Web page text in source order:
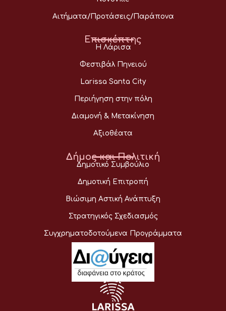
Αιτήματα/Προτάσεις/Παράπονα
Επισκέπτης
Η Λάρισα
Φεστιβάλ Πηνειού
Larissa Santa City
Περιήγηση στην πόλη
Διαμονή & Μετακίνηση
Αξιοθέατα
Δήμος και Πολιτική
Δημοτικό Συμβούλιο
Δημοτική Επιτροπή
Βιώσιμη Αστική Ανάπτυξη
Στρατηγικός Σχεδιασμός
Συγχρηματοδοτούμενα Προγράμματα